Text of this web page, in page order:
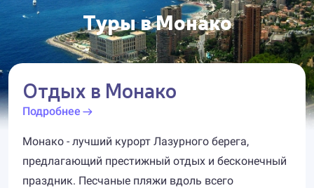
Туры в Монако
Отдых в Монако
Подробнее
Монако - лучший курорт Лазурного берега,
предлагающий престижный отдых и бесконечный
праздник. Песчаные пляжи вдоль всего